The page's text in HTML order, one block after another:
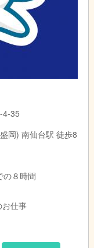
4-35
岡) 南仙台駅 徒歩8
の８時間
仕事